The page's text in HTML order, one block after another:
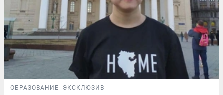
ОБРАЗОВАНИЕ ЭКСКЛЮЗИВ